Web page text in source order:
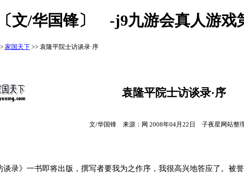
文/华国锋〕 -j9九游会真人游戏
家国天下>> 袁隆平院士访谈录·序
袁隆平院士访谈录·序
文/华国锋 来源：网 2008年04月22日 子夜星网站整
》一书即将出版，撰写者要我为之作序，我很高兴地答应了。被誉